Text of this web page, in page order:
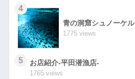
4
青の洞窟シュノーケル
1775 views
5 お店紹介-平田潜漁店-
1765 views